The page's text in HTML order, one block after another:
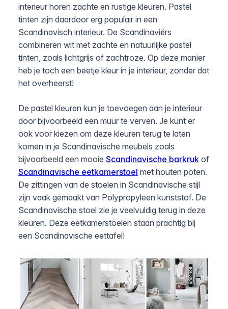
interieur horen zachte en rustige kleuren. Pastel
tinten zijn daardoor erg populair in een
Scandinavisch interieur. De Scandinaviërs
combineren wit met zachte en natuurlijke pastel
tinten, zoals lichtgrijs of zachtroze. Op deze manier
heb je toch een beetje kleur in je interieur, zonder dat
het overheerst!
De pastel kleuren kun je toevoegen aan je interieur
door bijvoorbeeld een muur te verven. Je kunt er
ook voor kiezen om deze kleuren terug te laten
komen in je Scandinavische meubels zoals
bijvoorbeeld een mooie Scandinavische barkruk of
Scandinavische eetkamerstoel met houten poten.
De zittingen van de stoelen in Scandinavische stijl
zijn vaak gemaakt van Polypropyleen kunststof. De
Scandinavische stoel zie je veelvuldig terug in deze
kleuren. Deze eetkamerstoelen staan prachtig bij
een Scandinavische eettafel!